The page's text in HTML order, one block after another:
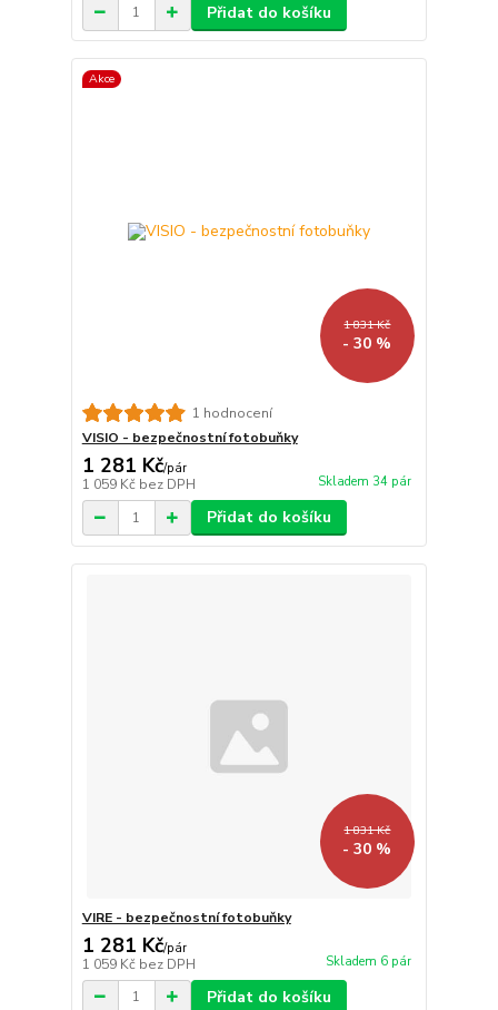
Přidat do košíku
Akce
1 831 Kč
- 30 %
1 hodnocení
VISIO - bezpečnostní fotobuňky
1 281 Kč/pár
1 059 Kč bez DPH Skladem 34 pár
Přidat do košíku
1 831 Kč
- 30 %
VIRE - bezpečnostní fotobuňky
1 281 Kč/pár
1 059 Kč bez DPH Skladem 6 pár
Přidat do košíku